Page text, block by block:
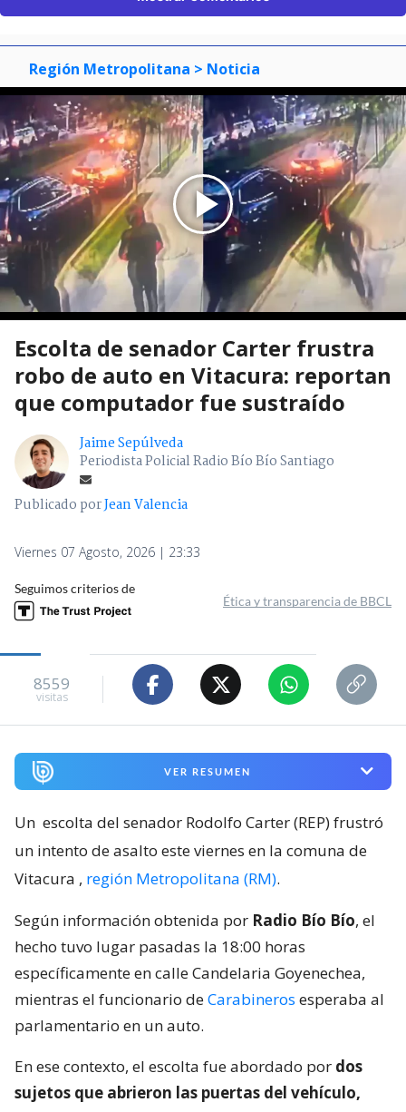
Región Metropolitana > Noticia
Escolta de senador Carter frustra
robo de auto en Vitacura: reportan
que computador fue sustraído
Jaime Sepúlveda
Periodista Policial Radio Bío Bío Santiago
Publicado porJean Valencia
Viernes 07 Agosto, 2026 | 23:33
Seguimos criterios de
Ética y transparencia de BBCL
8559
visitas
VER RESUMEN
Un escolta del senador Rodolfo Carter (REP) frustró
un intento de asalto este viernes en la comuna de
Vitacura , región Metropolitana (RM).
Según información obtenida por Radio Bío Bío, el
hecho tuvo lugar pasadas la 18:00 horas
específicamente en calle Candelaria Goyenechea,
mientras el funcionario deCarabineros esperaba al
parlamentario en un auto.
En ese contexto, el escolta fue abordado por dos
sujetos que abrieron las puertas del vehículo,